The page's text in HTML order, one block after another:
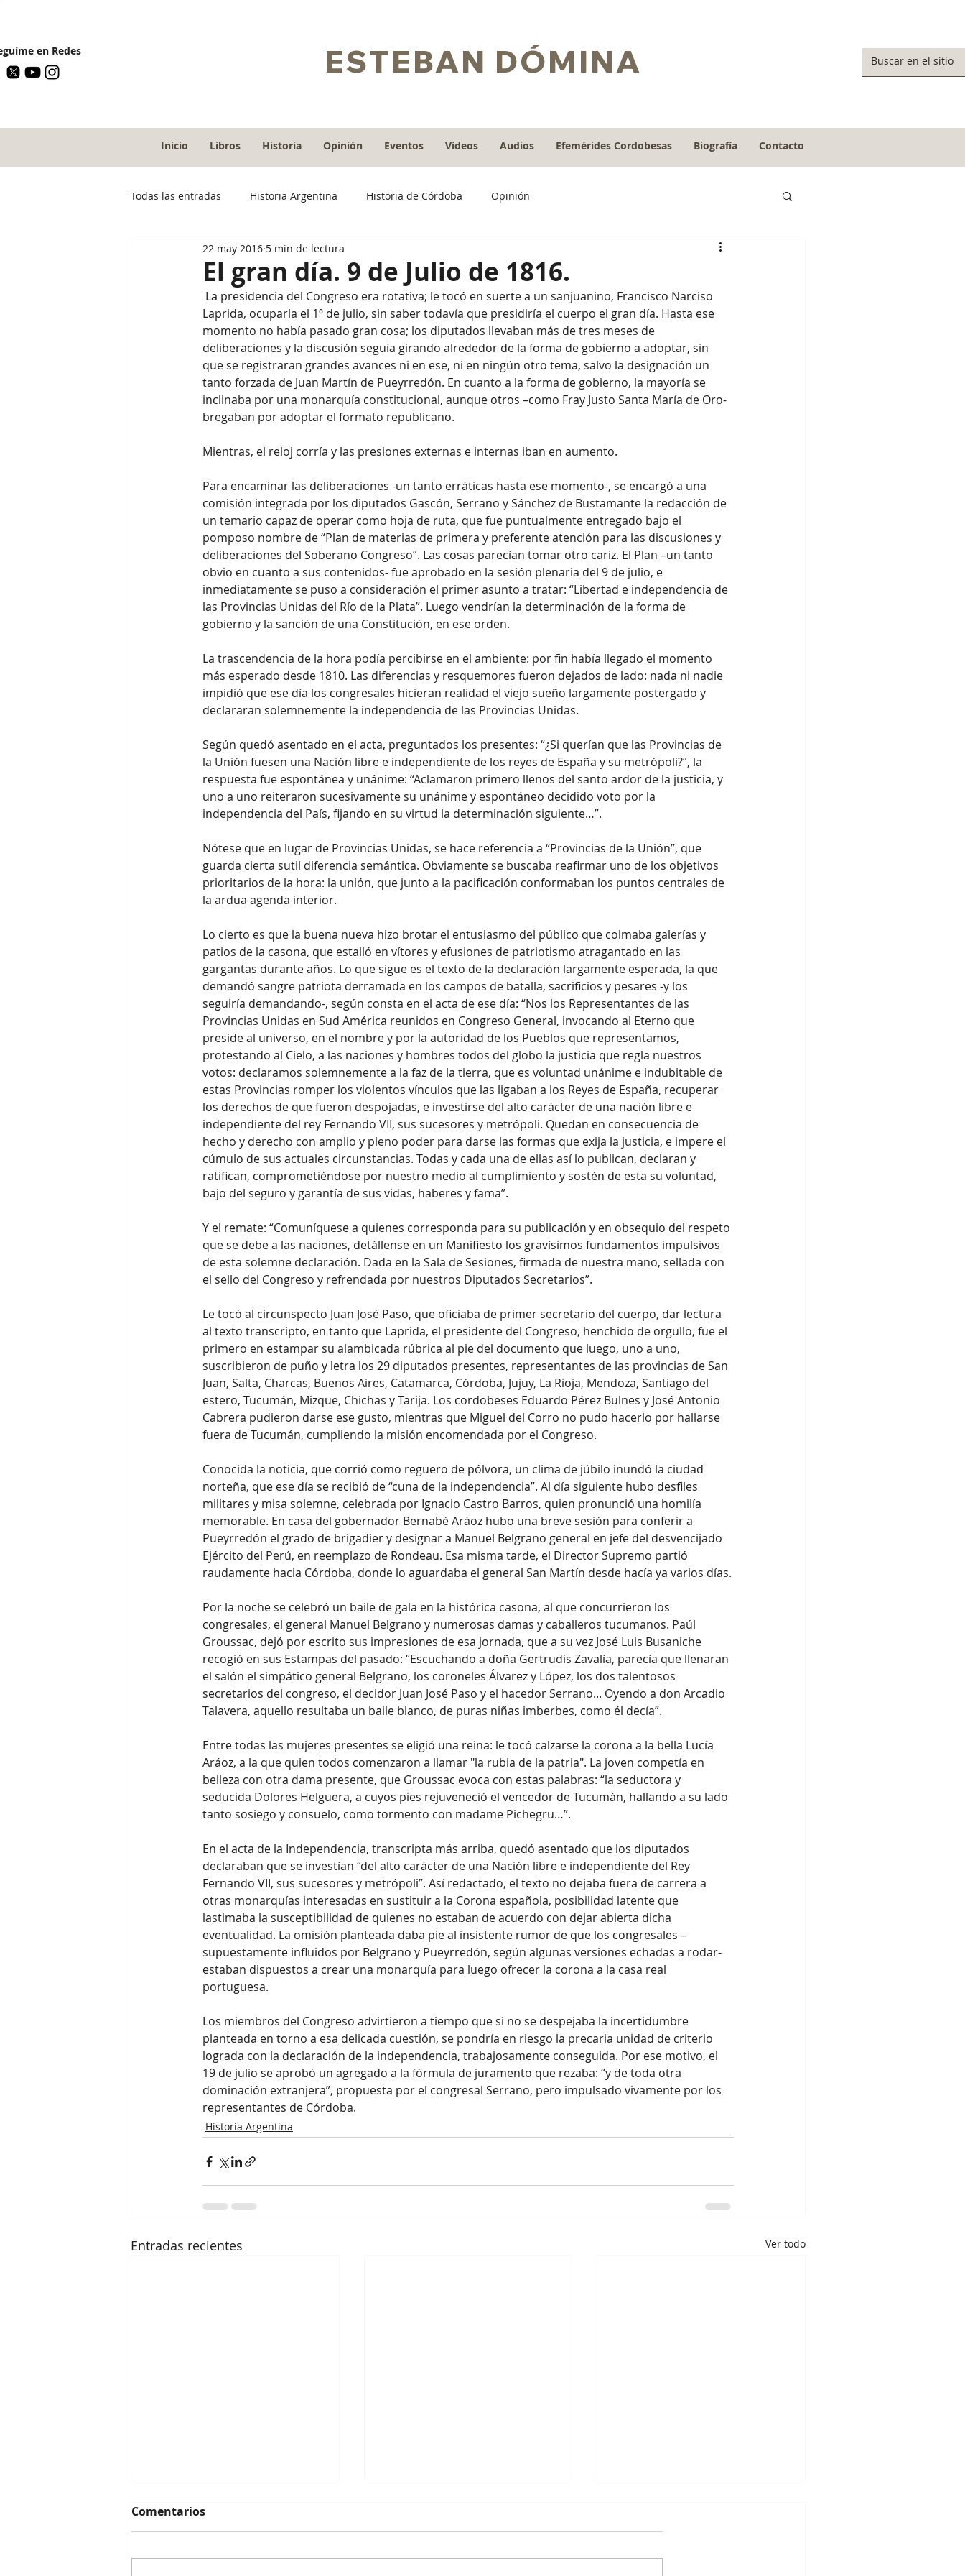
ESTEBAN DÓMINA
en Redes
Inicio Libros Historia Opinión Eventos Vídeos Audios Efemérides Cordobesas Biografía Contacto
Todas las entradas Historia Argentina Historia de Córdoba Opinión
El gran día. 9 de Julio de 1816.
22 may 2016 5 min de lectura
Laprida, ocuparla el 1º de julio, sin saber todavía que presidiría el cuerpo el gran día. Hasta ese
momento no había pasado gran cosa; los diputados llevaban más de tres meses de
deliberaciones y la discusión seguía girando alrededor de la forma de gobierno a adoptar, sin
que se registraran grandes avances ni en ese, ni en ningún otro tema, salvo la designación un
tanto forzada de Juan Martín de Pueyrredón. En cuanto a la forma de gobierno, la mayoría se
inclinaba por una monarquía constitucional, aunque otros –como Fray Justo Santa María de Oro-
bregaban por adoptar el formato republicano.
Mientras, el reloj corría y las presiones externas e internas iban en aumento.
Para encaminar las deliberaciones -un tanto erráticas hasta ese momento-, se encargó a una
comisión integrada por los diputados Gascón, Serrano y Sánchez de Bustamante la redacción de
un temario capaz de operar como hoja de ruta, que fue puntualmente entregado bajo el
pomposo nombre de “Plan de materias de primera y preferente atención para las discusiones y
deliberaciones del Soberano Congreso”. Las cosas parecían tomar otro cariz. El Plan –un tanto
obvio en cuanto a sus contenidos- fue aprobado en la sesión plenaria del 9 de julio, e
inmediatamente se puso a consideración el primer asunto a tratar: “Libertad e independencia de
las Provincias Unidas del Río de la Plata”. Luego vendrían la determinación de la forma de
gobierno y la sanción de una Constitución, en ese orden.
La trascendencia de la hora podía percibirse en el ambiente: por fin había llegado el momento
más esperado desde 1810. Las diferencias y resquemores fueron dejados de lado: nada ni nadie
impidió que ese día los congresales hicieran realidad el viejo sueño largamente postergado y
declararan solemnemente la independencia de las Provincias Unidas.
Según quedó asentado en el acta, preguntados los presentes: “¿Si querían que las Provincias de
la Unión fuesen una Nación libre e independiente de los reyes de España y su metrópoli?”, la
respuesta fue espontánea y unánime: “Aclamaron primero llenos del santo ardor de la justicia, y
uno a uno reiteraron sucesivamente su unánime y espontáneo decidido voto por la
independencia del País, fijando en su virtud la determinación siguiente…”.
Nótese que en lugar de Provincias Unidas, se hace referencia a “Provincias de la Unión”, que
guarda cierta sutil diferencia semántica. Obviamente se buscaba reafirmar uno de los objetivos
prioritarios de la hora: la unión, que junto a la pacificación conformaban los puntos centrales de
la ardua agenda interior.
Lo cierto es que la buena nueva hizo brotar el entusiasmo del público que colmaba galerías y
patios de la casona, que estalló en vítores y efusiones de patriotismo atragantado en las
gargantas durante años. Lo que sigue es el texto de la declaración largamente esperada, la que
demandó sangre patriota derramada en los campos de batalla, sacrificios y pesares -y los
seguiría demandando-, según consta en el acta de ese día: “Nos los Representantes de las
Provincias Unidas en Sud América reunidos en Congreso General, invocando al Eterno que
preside al universo, en el nombre y por la autoridad de los Pueblos que representamos,
protestando al Cielo, a las naciones y hombres todos del globo la justicia que regla nuestros
votos: declaramos solemnemente a la faz de la tierra, que es voluntad unánime e indubitable de
estas Provincias romper los violentos vínculos que las ligaban a los Reyes de España, recuperar
los derechos de que fueron despojadas, e investirse del alto carácter de una nación libre e
independiente del rey Fernando VII, sus sucesores y metrópoli. Quedan en consecuencia de
hecho y derecho con amplio y pleno poder para darse las formas que exija la justicia, e impere el
cúmulo de sus actuales circunstancias. Todas y cada una de ellas así lo publican, declaran y
ratifican, comprometiéndose por nuestro medio al cumplimiento y sostén de esta su voluntad,
bajo del seguro y garantía de sus vidas, haberes y fama”.
Y el remate: “Comuníquese a quienes corresponda para su publicación y en obsequio del respeto
que se debe a las naciones, detállense en un Manifiesto los gravísimos fundamentos impulsivos
de esta solemne declaración. Dada en la Sala de Sesiones, firmada de nuestra mano, sellada con
el sello del Congreso y refrendada por nuestros Diputados Secretarios”.
Le tocó al circunspecto Juan José Paso, que oficiaba de primer secretario del cuerpo, dar lectura
al texto transcripto, en tanto que Laprida, el presidente del Congreso, henchido de orgullo, fue el
primero en estampar su alambicada rúbrica al pie del documento que luego, uno a uno,
suscribieron de puño y letra los 29 diputados presentes, representantes de las provincias de San
Juan, Salta, Charcas, Buenos Aires, Catamarca, Córdoba, Jujuy, La Rioja, Mendoza, Santiago del
estero, Tucumán, Mizque, Chichas y Tarija. Los cordobeses Eduardo Pérez Bulnes y José Antonio
Cabrera pudieron darse ese gusto, mientras que Miguel del Corro no pudo hacerlo por hallarse
fuera de Tucumán, cumpliendo la misión encomendada por el Congreso.
Conocida la noticia, que corrió como reguero de pólvora, un clima de júbilo inundó la ciudad
norteña, que ese día se recibió de “cuna de la independencia”. Al día siguiente hubo desfiles
militares y misa solemne, celebrada por Ignacio Castro Barros, quien pronunció una homilía
memorable. En casa del gobernador Bernabé Aráoz hubo una breve sesión para conferir a
Pueyrredón el grado de brigadier y designar a Manuel Belgrano general en jefe del desvencijado
Ejército del Perú, en reemplazo de Rondeau. Esa misma tarde, el Director Supremo partió
raudamente hacia Córdoba, donde lo aguardaba el general San Martín desde hacía ya varios días.
Por la noche se celebró un baile de gala en la histórica casona, al que concurrieron los
congresales, el general Manuel Belgrano y numerosas damas y caballeros tucumanos. Paúl
Groussac, dejó por escrito sus impresiones de esa jornada, que a su vez José Luis Busaniche
recogió en sus Estampas del pasado: “Escuchando a doña Gertrudis Zavalía, parecía que llenaran
el salón el simpático general Belgrano, los coroneles Álvarez y López, los dos talentosos
secretarios del congreso, el decidor Juan José Paso y el hacedor Serrano... Oyendo a don Arcadio
Talavera, aquello resultaba un baile blanco, de puras niñas imberbes, como él decía”.
Entre todas las mujeres presentes se eligió una reina: le tocó calzarse la corona a la bella Lucía
Aráoz, a la que quien todos comenzaron a llamar "la rubia de la patria". La joven competía en
belleza con otra dama presente, que Groussac evoca con estas palabras: “la seductora y
seducida Dolores Helguera, a cuyos pies rejuveneció el vencedor de Tucumán, hallando a su lado
tanto sosiego y consuelo, como tormento con madame Pichegru…”.
En el acta de la Independencia, transcripta más arriba, quedó asentado que los diputados
declaraban que se investían “del alto carácter de una Nación libre e independiente del Rey
Fernando VII, sus sucesores y metrópoli”. Así redactado, el texto no dejaba fuera de carrera a
otras monarquías interesadas en sustituir a la Corona española, posibilidad latente que
lastimaba la susceptibilidad de quienes no estaban de acuerdo con dejar abierta dicha
eventualidad. La omisión planteada daba pie al insistente rumor de que los congresales –
supuestamente influidos por Belgrano y Pueyrredón, según algunas versiones echadas a rodar-
estaban dispuestos a crear una monarquía para luego ofrecer la corona a la casa real
portuguesa.
Los miembros del Congreso advirtieron a tiempo que si no se despejaba la incertidumbre
planteada en torno a esa delicada cuestión, se pondría en riesgo la precaria unidad de criterio
lograda con la declaración de la independencia, trabajosamente conseguida. Por ese motivo, el
19 de julio se aprobó un agregado a la fórmula de juramento que rezaba: “y de toda otra
dominación extranjera”, propuesta por el congresal Serrano, pero impulsado vivamente por los
representantes de Córdoba.
Historia Argentina
Entradas recientes Ver todo
Comentarios